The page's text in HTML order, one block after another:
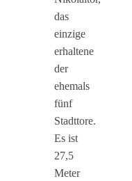
das
einzige
erhaltene
der
ehemals
fünf
Stadttore.
Es ist
27,5
Meter